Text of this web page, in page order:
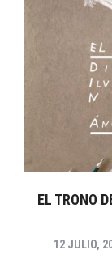
EL TRONO
12 JULIO,